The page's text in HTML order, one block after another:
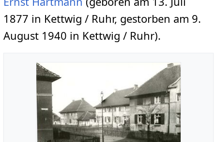
1877 in Kettwig / Ruhr, gestorben am 9.
August 1940 in Kettwig / Ruhr).